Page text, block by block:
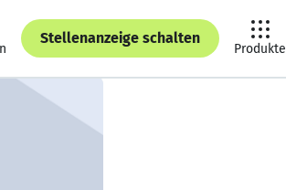
Stellenanzeige schalten
Produkte